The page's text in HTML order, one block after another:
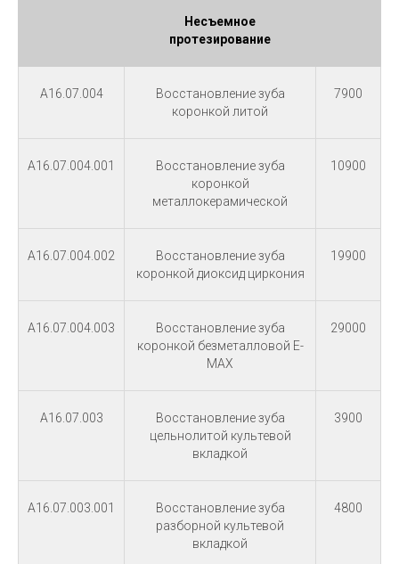
Несъемное
протезирование
A16.07.004
Восстановление зуба
коронкой литой
7900
A16.07.004.001
Восстановление зуба
коронкой
металлокерамической
10900
A16.07.004.002
Восстановление зуба
коронкой диоксид циркония
19900
A16.07.004.003
Восстановление зуба
коронкой безметалловой E-
MAX
29000
A16.07.003
Восстановление зуба
цельнолитой культевой
вкладкой
3900
A16.07.003.001
Восстановление зуба
разборной культевой
вкладкой
4800